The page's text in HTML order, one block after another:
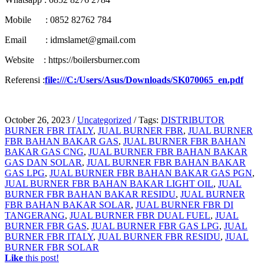
Mobile : 0852 82762 784
Email : idmslamet@gmail.com
Website : https://boilersburner.com
Referensi :file:///C:/Users/Asus/Downloads/SK070065_en.pdf
October 26, 2023 / Uncategorized / Tags: DISTRIBUTOR
BURNER FBR ITALY, JUAL BURNER FBR, JUAL BURNER
FBR BAHAN BAKAR GAS, JUAL BURNER FBR BAHAN
BAKAR GAS CNG, JUAL BURNER FBR BAHAN BAKAR
GAS DAN SOLAR, JUAL BURNER FBR BAHAN BAKAR
GAS LPG, JUAL BURNER FBR BAHAN BAKAR GAS PGN,
JUAL BURNER FBR BAHAN BAKAR LIGHT OIL, JUAL
BURNER FBR BAHAN BAKAR RESIDU, JUAL BURNER
FBR BAHAN BAKAR SOLAR, JUAL BURNER FBR DI
TANGERANG, JUAL BURNER FBR DUAL FUEL, JUAL
BURNER FBR GAS, JUAL BURNER FBR GAS LPG, JUAL
BURNER FBR ITALY, JUAL BURNER FBR RESIDU, JUAL
BURNER FBR SOLAR
Like this post!